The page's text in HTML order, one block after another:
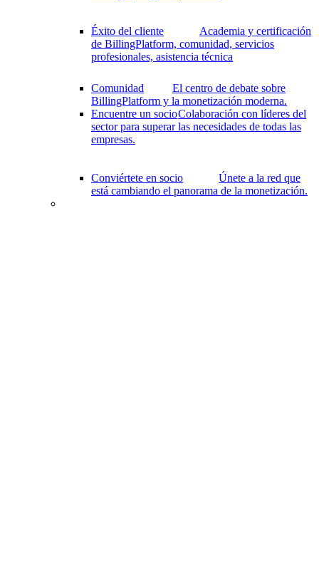
Éxito del cliente
Academia y certificación
de BillingPlatform, comunidad, servicios
profesionales, asistencia técnica
Comunidad
El centro de debate sobre
BillingPlatform y la monetización moderna.
Encuentre un socioColaboración con líderes del
sector para superar las necesidades de todas las
empresas.
Conviértete en socio
Únete a la red que
está cambiando el panorama de la monetización.